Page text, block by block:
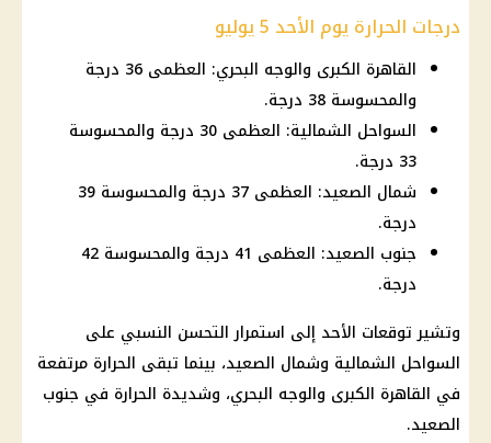
درجات الحرارة يوم الأحد 5 يوليو
القاهرة الكبرى والوجه البحري: العظمى 36 درجة
والمحسوسة 38 درجة.
السواحل الشمالية: العظمى 30 درجة والمحسوسة
33 درجة.
شمال الصعيد: العظمى 37 درجة والمحسوسة 39
درجة.
جنوب الصعيد: العظمى 41 درجة والمحسوسة 42
درجة.
وتشير توقعات الأحد إلى استمرار التحسن النسبي على
السواحل الشمالية وشمال الصعيد، بينما تبقى الحرارة مرتفعة
في القاهرة الكبرى والوجه البحري، وشديدة الحرارة في جنوب
الصعيد.